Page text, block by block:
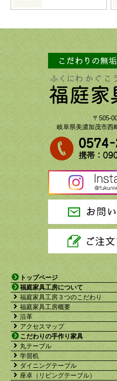
〒505-
岐阜県美濃加茂市西
トップページ
福庭家具工房について
福庭家具工房３つのこだわり
福庭家具工房概要
沿革
アクセスマップ
こだわりの手作り家具
丸テーブル
学習机
ダイニングテーブル
座卓（リビングテーブル）